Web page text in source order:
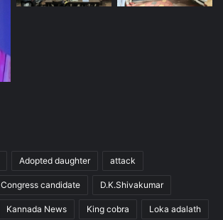
Adopted daughter attack
Congress candidate D.K.Shivakumar
Kannada News King cobra Loka adalath